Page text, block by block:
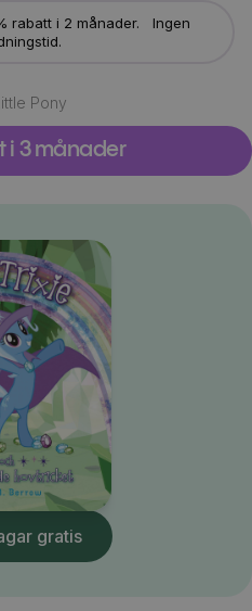
rabatt i 2 månader. Ingen
Pony
i 3 månader
gratis